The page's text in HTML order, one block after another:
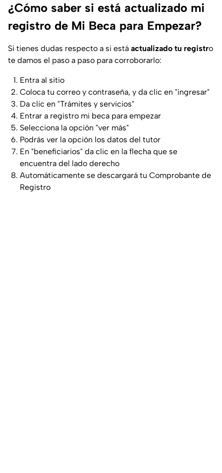
¿Cómo saber si está actualizado mi
registro de Mi Beca para Empezar?
Si tienes dudas respecto a si está actualizado tu registro
te damos el paso a paso para corroborarlo:
Entra al sitio
Coloca tu correo y contraseña, y da clic en "ingresar"
Da clic en "Trámites y servicios"
Entrar a registro mi beca para empezar
Selecciona la opción "ver más"
Podrás ver la opción los datos del tutor
En "beneficiarios" da clic en la flecha que se
encuentra del lado derecho
Automáticamente se descargará tu Comprobante de
Registro